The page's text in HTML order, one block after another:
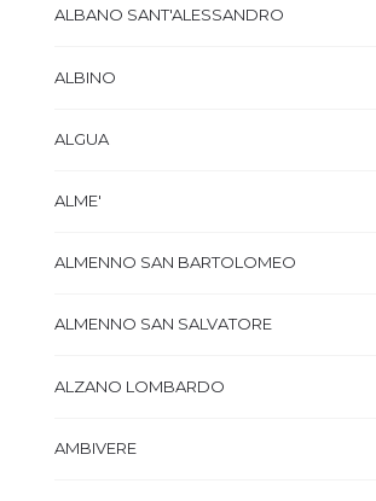
ALBANO SANT'ALESSANDRO
ALBINO
ALGUA
ALME'
ALMENNO SAN BARTOLOMEO
ALMENNO SAN SALVATORE
ALZANO LOMBARDO
AMBIVERE